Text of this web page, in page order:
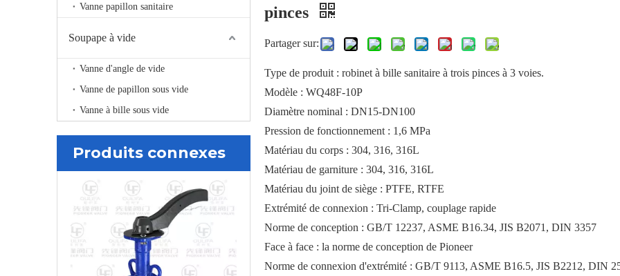
Vanne papillon sanitaire
Soupape à vide
Vanne d'angle de vide
Vanne de papillon sous vide
Vanne à bille sous vide
Produits connexes
pinces
Partager sur:
Type de produit : robinet à bille sanitaire à trois pinces à 3 voies.
Modèle : WQ48F-10P
Diamètre nominal : DN15-DN100
Pression de fonctionnement : 1,6 MPa
Matériau du corps : 304, 316, 316L
Matériau de garniture : 304, 316, 316L
Matériau du joint de siège : PTFE, RTFE
Extrémité de connexion : Tri-Clamp, couplage rapide
Norme de conception : GB/T 12237, ASME B16.34, JIS B2071, DIN 3357
Face à face : la norme de conception de Pioneer
Norme de connexion d'extrémité : GB/T 9113, ASME B16.5, JIS B2212, DIN